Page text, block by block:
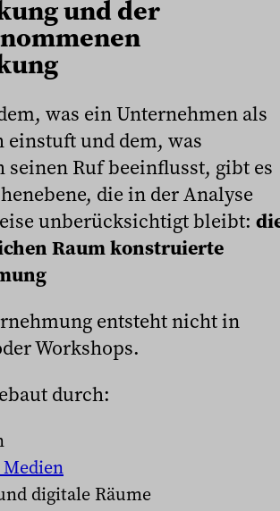
und der
was ein Unternehmen als
einstuft und dem, was
seinen Ruf beeinflusst, gibt es
die in der Analyse
unberücksichtigt bleibt:
Raum konstruierte
entsteht nicht in
Workshops.
durch:
digitale Räume